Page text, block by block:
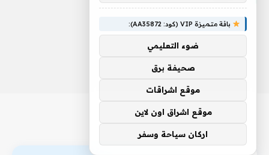
باقة متميزة VIP (كود: AA35872):
ضوء التعليمي
صحيفة برق
موقع اشراقات
موقع اشراق اون لاين
اركان سياحة وسفر